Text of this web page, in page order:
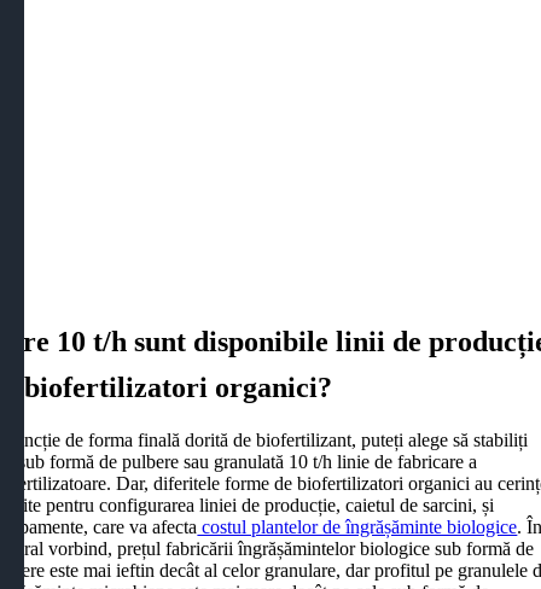
10 t/h sunt disponibile linii de
biofertilizatori organici?
funcție de forma finală dorită de biofertilizant, puteți alege să stabiliți
sub formă de pulbere sau granulată 10 t/h linie de fabricare a
Dar, diferitele forme de biofertilizatori organici au
pentru configurarea liniei de producție, caietul de sarcini, și
care va afecta costul plantelor de îngrășăminte biologice.
vorbind, prețul fabricării îngrășămintelor biologice sub formă de
este mai ieftin decât al celor granulare, dar profitul pe granulele